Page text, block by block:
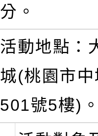
分。
活動地點：
城(桃園市
501號5樓)。